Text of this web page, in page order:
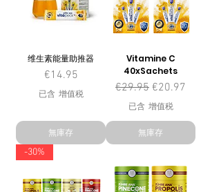
维生素能量助推器
價格
€14.95
已含 增值税
無庫存
Vitamine C
40xSachets
一般價格
€29.95 促銷價格
€20.97
已含 增值税
無庫存
-30%